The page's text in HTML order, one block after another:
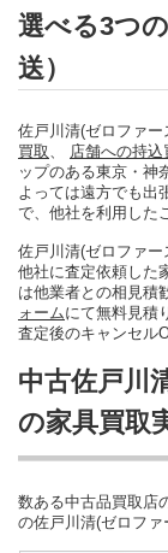
選べる3つ
送）
佐戸川清(ゼロファー
買取
店舗への持込
ップのある東京・神
よっては遠方でも出
で、他社を利用した
佐戸川清(ゼロファー
他社に査定依頼した
は他業者との相見積
ォームにて無料見積
査定後のキャンセル
中古佐戸川
の家具買取
数ある中古品買取店
の佐戸川清(ゼロファ